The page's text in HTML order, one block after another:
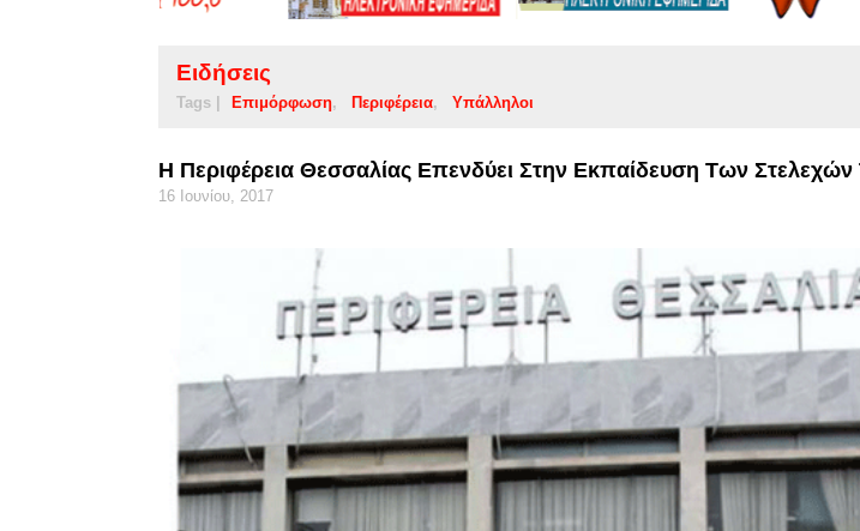
Ειδήσεις
Tags | Επιμόρφωση Περιφέρεια Υπάλληλοι
H Περιφέρεια Θεσσαλίας Επενδύει Στην Εκπαίδευση Των Στελεχών
16 Ιουνίου, 2017